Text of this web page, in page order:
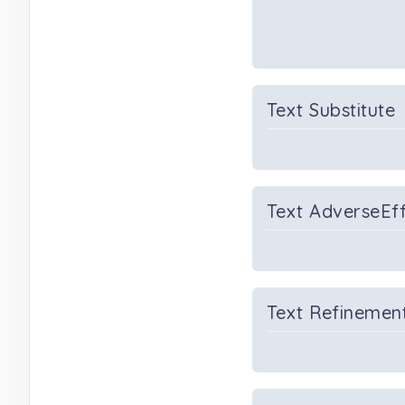
Text Substitute
Text
Text